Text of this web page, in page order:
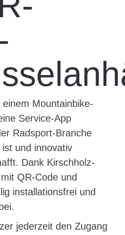
Mountainbike-
Service-App
Radsport-Branche
und innovativ
Dank Kirschholz-
QR-Code und
installationsfrei und
jederzeit den Zugang